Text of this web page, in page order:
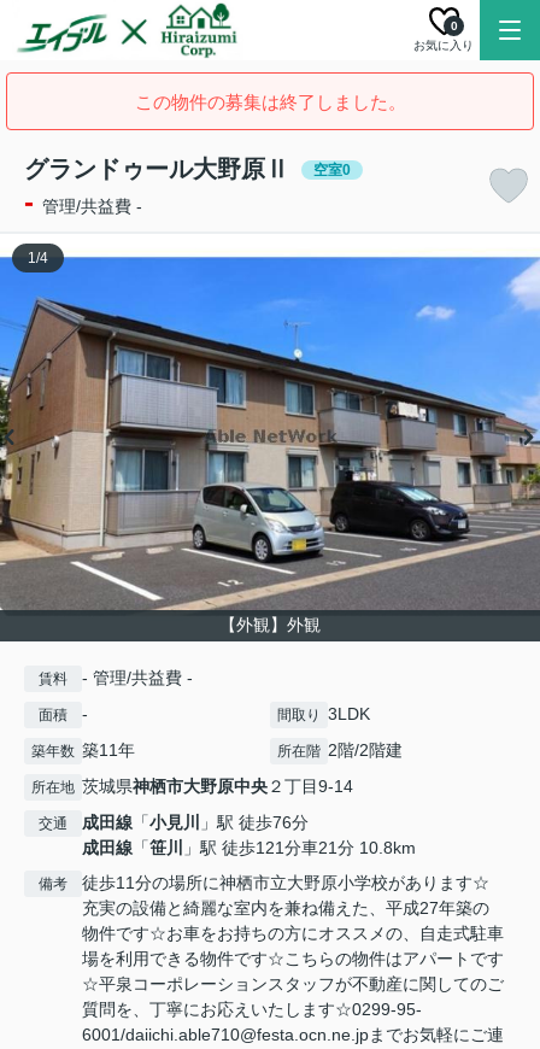
お気に入り
0
この物件の募集は終了しました。
グランドゥール大野原Ⅱ 空室0
- 管理/共益費 -
【外観】外観
1/4
賃料 - 管理/共益費 -
面積 - 間取り 3LDK
築年数 築11年 所在階 2階/2階建
所在地 茨城県神栖市大野原中央２丁目9-14
交通 成田線 「小見川
」駅 徒歩76分
成田線 「笹川 」駅 徒歩121分車21分 10.8km
備考
徒歩11分の場所に神栖市立大野原小学校があります☆
充実の設備と綺麗な室内を兼ね備えた、平成27年築の
物件です☆お車をお持ちの方にオススメの、自走式駐車
場を利用できる物件です☆こちらの物件はアパートです
☆平泉コーポレーションスタッフが不動産に関してのご
質問を、丁寧にお応えいたします☆0299-95-
6001/daiichi.able710@festa.ocn.ne.jpまでお気軽にご連